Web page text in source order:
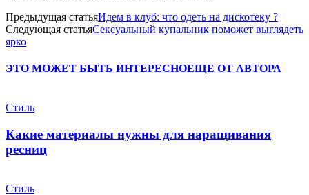
Предыдущая статьяИдем в клуб: что одеть на дискотеку ?
Следующая статьяСексуальный купальник поможет выглядеть
ярко
ЭТО МОЖЕТ БЫТЬ ИНТЕРЕСНОЕЩЕ ОТ АВТОРА
Стиль
Какие материалы нужны для наращивания
ресниц
Стиль